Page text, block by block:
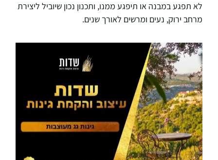
לא תפגע במבנה או תיפגע ממנו, ותכנון נכון שיוביל ליצירת
מרחב ירוק, נעים ומרשים לאורך שנים.